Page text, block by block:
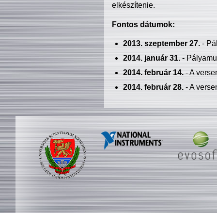
elkészítenie.
Fontos dátumok:
2013. szeptember 27.-
2014. január 31.-
2014. február 14.- A
2014. február 28.- A